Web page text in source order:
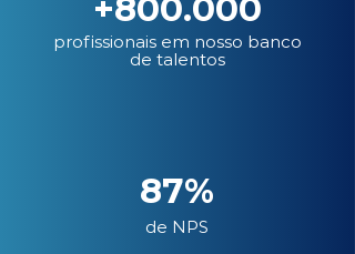
+800.000
profissionais em nosso banco
de talentos
87%
de NPS